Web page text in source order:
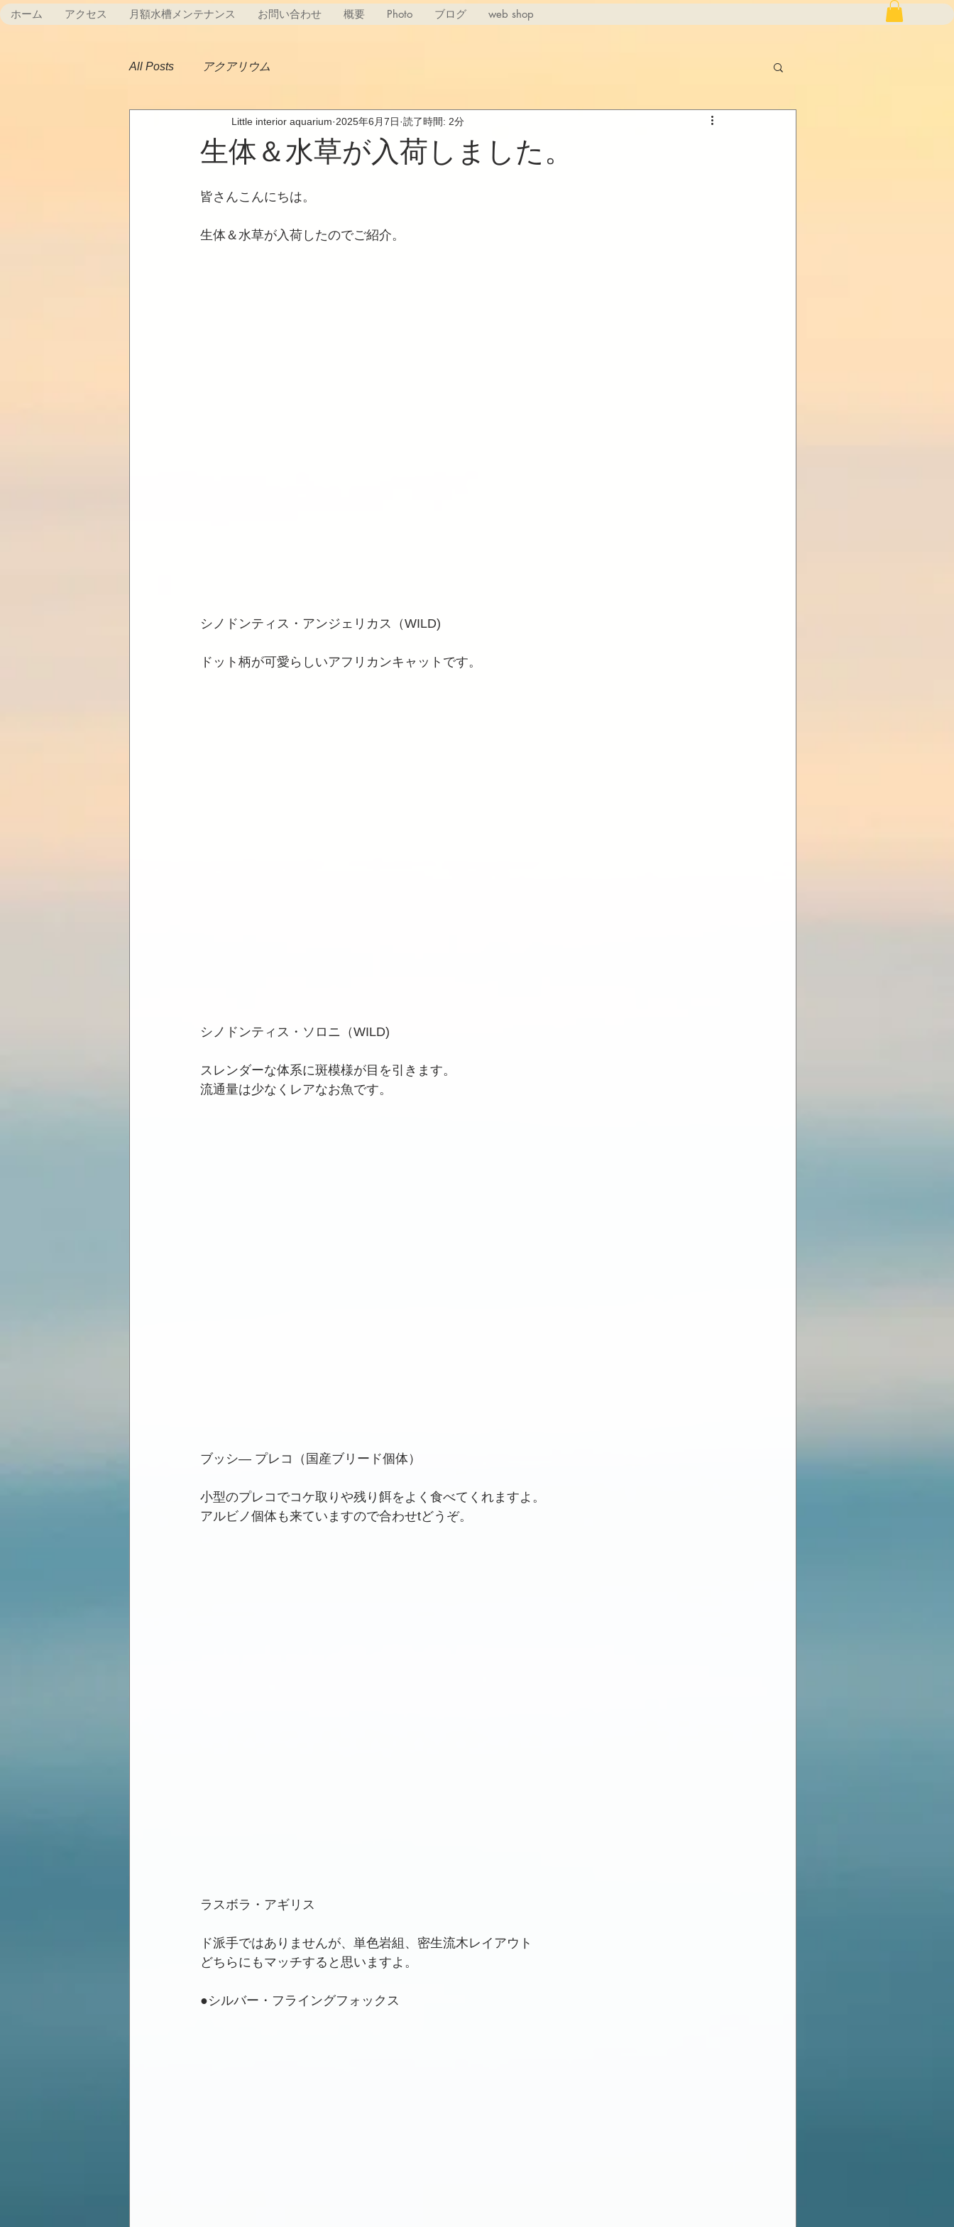
ホーム アクセス 月額水槽メンテナンス お問い合わせ 概要 Photo ブログ web shop
All Posts アクアリウム
生体＆水草が入荷しました。
Little interior aquarium 2025年6月7日 読了時間: 2分
皆さんこんにちは。
生体＆水草が入荷したのでご紹介。
シノドンティス・アンジェリカス（WILD)
ドット柄が可愛らしいアフリカンキャットです。
シノドンティス・ソロニ（WILD)
スレンダーな体系に斑模様が目を引きます。
流通量は少なくレアなお魚です。
ブッシ― プレコ（国産ブリード個体）
小型のプレコでコケ取りや残り餌をよく食べてくれますよ。
アルビノ個体も来ていますので合わせtどうぞ。
ラスボラ・アギリス
ド派手ではありませんが、単色岩組、密生流木レイアウト
どちらにもマッチすると思いますよ。
●シルバー・フライングフォックス